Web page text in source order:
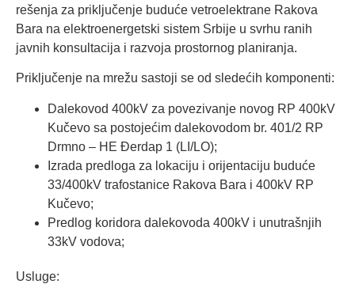
rešenja za priključenje buduće vetroelektrane Rakova
Bara na elektroenergetski sistem Srbije u svrhu ranih
javnih konsultacija i razvoja prostornog planiranja.
Priključenje na mrežu sastoji se od sledećih komponenti:
Dalekovod 400kV za povezivanje novog RP 400kV
Kučevo sa postojećim dalekovodom br. 401/2 RP
Drmno – HE Đerdap 1 (LI/LO);
Izrada predloga za lokaciju i orijentaciju buduće
33/400kV trafostanice Rakova Bara i 400kV RP
Kučevo;
Predlog koridora dalekovoda 400kV i unutrašnjih
33kV vodova;
Usluge: